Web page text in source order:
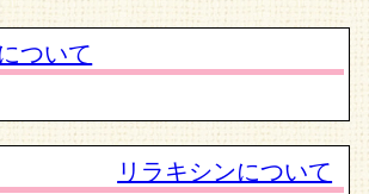
ついて
リラキシンについて